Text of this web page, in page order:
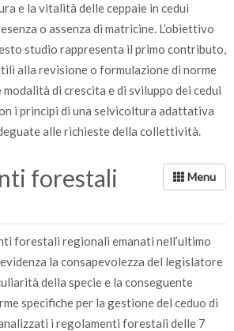
e la vitalità delle ceppaie in cedui
o assenza di matricine. L’obiettivo
studio rappresenta il primo contributo,
alla revisione o formulazione di norme
di crescita e di sviluppo dei cedui
i principi di una selvicoltura adattativa
alle richieste della collettività.
forestali
forestali regionali emanati nell’ultimo
la consapevolezza del legislatore
della specie e la conseguente
specifiche per la gestione del ceduo di
i regolamenti forestali delle 7